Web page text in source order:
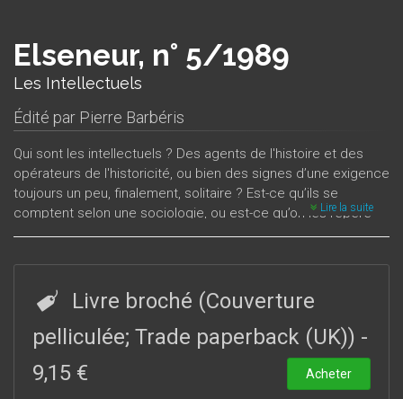
Elseneur, n° 5/1989
Les Intellectuels
Édité par Pierre Barbéris
Qui sont les intellectuels ? Des agents de l'histoire et des
opérateurs de l'historicité, ou bien des signes d’une exigence
toujours un peu, finalement, solitaire ? Est-ce qu’ils se
comptent selon une sociologie, ou est-ce qu’on les repère
selon une thématique ? Et l’histoire, qui les a quand même
techniciens », médiatisée, ce que Stendhal appelait la
« classe pensante » signifie-t-il toujours la même chose ?
Depuis Socrate, depuis les « clercs » et les « philosophes »,
les intellectuels viennent de loin, mais de quoi sont-ils l’indice,
et quelle est leur place dans la modernité ? Et est-ce que ce
Lire la suite
Livre broché (Couverture
pelliculée; Trade paperback (UK)) -
9,15 €
Acheter